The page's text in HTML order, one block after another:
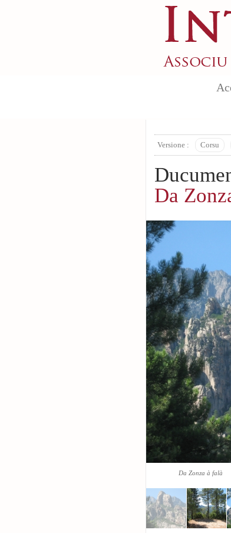
Versione : Corsu
Da
Da Zonza à falà